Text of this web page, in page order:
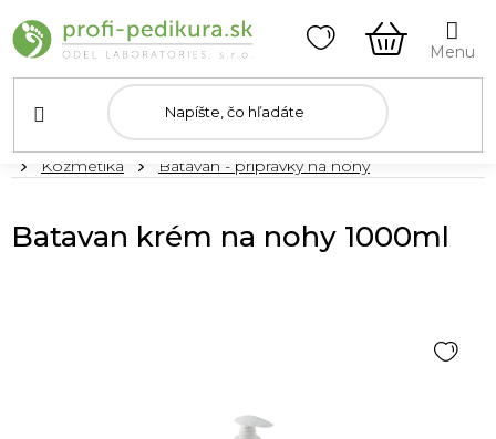
na
obsah
KOŠÍK
DomovKozmetika Batavan - prípravky na nohy
Batavan krém na nohy 1000ml